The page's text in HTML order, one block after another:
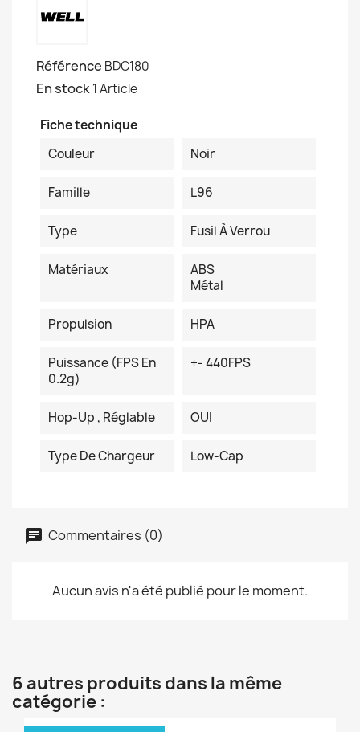
Référence BDC180
En stock1 Article
Fiche technique
Couleur
Noir
Famille L96
Type Fusil À Verrou
Matériaux
ABS
Métal
Propulsion HPA
Puissance (FPS En
0.2g)
+- 440FPS
Hop-Up , Réglable OUI
Type De Chargeur Low-Cap
Commentaires (0)
Aucun avis n'a été publié pour le moment.
6 autres produits dans la même
catégorie :